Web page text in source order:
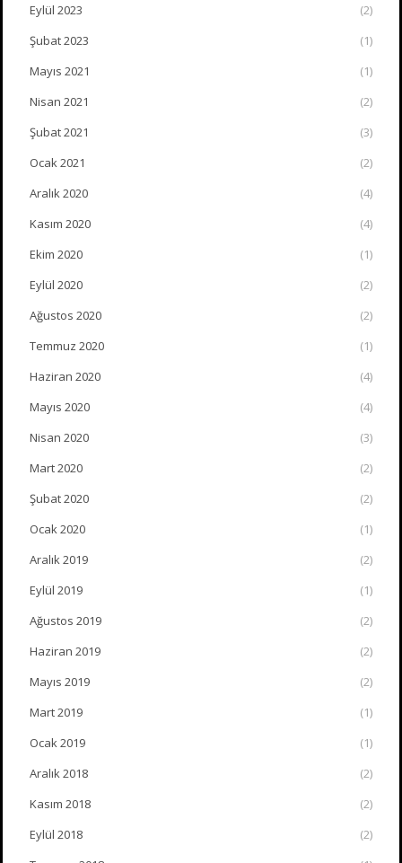
Eylül 2023
(2)
Şubat 2023
(1)
Mayıs 2021
(1)
Nisan 2021
(2)
Şubat 2021
(3)
Ocak 2021
(2)
Aralık 2020
(4)
Kasım 2020
(4)
Ekim 2020
(1)
Eylül 2020
(2)
Ağustos 2020
(2)
Temmuz 2020
(1)
Haziran 2020
(4)
Mayıs 2020
(4)
Nisan 2020
(3)
Mart 2020
(2)
Şubat 2020
(2)
Ocak 2020
(1)
Aralık 2019
(2)
Eylül 2019
(1)
Ağustos 2019
(2)
Haziran 2019
(2)
Mayıs 2019
(2)
Mart 2019
(1)
Ocak 2019
(1)
Aralık 2018
(2)
Kasım 2018
(2)
Eylül 2018
(2)